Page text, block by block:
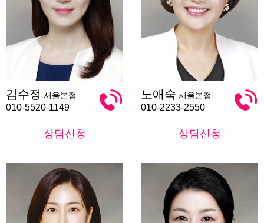
수
정
김수정 서울본점
010-5520-1149
상담신청
애
숙
노애숙 서울본점
010-2233-2550
상담신청